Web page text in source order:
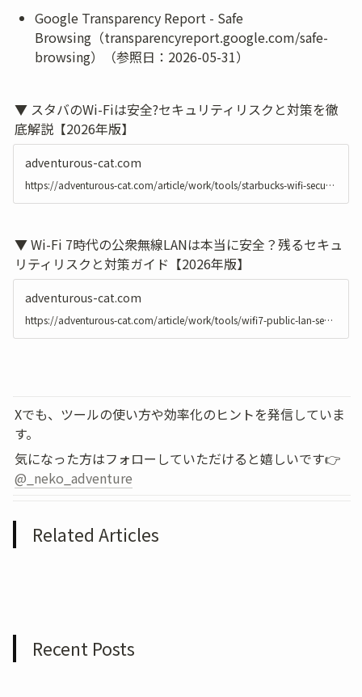
Google Transparency Report - Safe
Browsing（transparencyreport.google.com/safe-
browsing）（参照日：2026-05-31）
▼ スタバのWi-Fiは安全?セキュリティリスクと対策を徹
底解説【2026年版】
adventurous-cat.com
https://adventurous-cat.com/article/work/tools/starbucks-wifi-security
▼ Wi-Fi 7時代の公衆無線LANは本当に安全？残るセキュ
リティリスクと対策ガイド【2026年版】
adventurous-cat.com
https://adventurous-cat.com/article/work/tools/wifi7-public-lan-security
Xでも、ツールの使い方や効率化のヒントを発信していま
す。
@_neko_adventure
Related Articles
Recent Posts